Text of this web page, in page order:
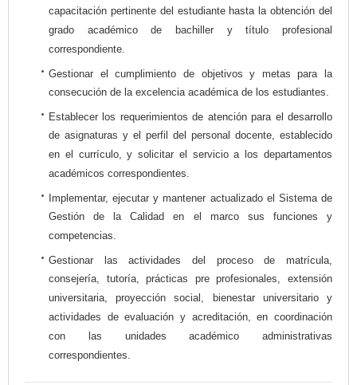
capacitación pertinente del estudiante hasta la obtención del
grado académico de bachiller y título profesional
correspondiente.
Gestionar el cumplimiento de objetivos y metas para la
consecución de la excelencia académica de los estudiantes.
Establecer los requerimientos de atención para el desarrollo
de asignaturas y el perfil del personal docente, establecido
en el currículo, y solicitar el servicio a los departamentos
académicos correspondientes.
Implementar, ejecutar y mantener actualizado el Sistema de
Gestión de la Calidad en el marco sus funciones y
competencias.
Gestionar las actividades del proceso de matrícula,
consejería, tutoría, prácticas pre profesionales, extensión
universitaria, proyección social, bienestar universitario y
actividades de evaluación y acreditación, en coordinación
con las unidades académico administrativas
correspondientes.